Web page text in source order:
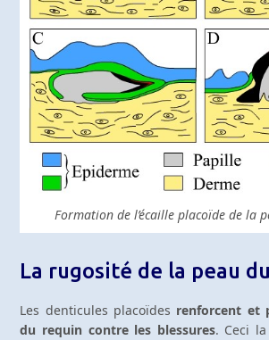
Formation de l’écaille placoïde de la
La rugosité de la peau
Les denticules placoïdes renforcent et
du requin contre les blessures. Ceci